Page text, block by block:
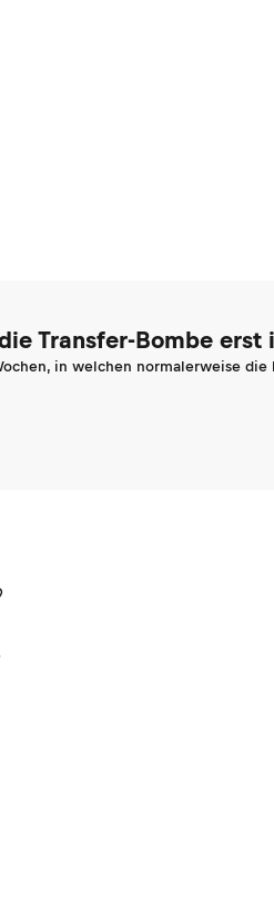
Transfer-Bombe erst
in welchen normalerweise